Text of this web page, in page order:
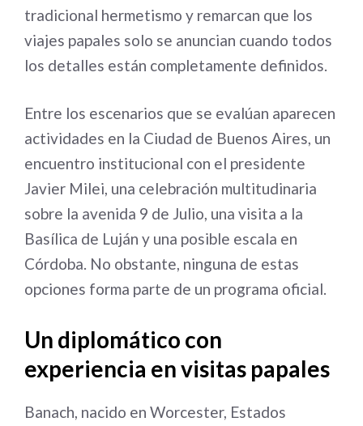
tradicional hermetismo y remarcan que los
viajes papales solo se anuncian cuando todos
los detalles están completamente definidos.
Entre los escenarios que se evalúan aparecen
actividades en la Ciudad de Buenos Aires, un
encuentro institucional con el presidente
Javier Milei, una celebración multitudinaria
sobre la avenida 9 de Julio, una visita a la
Basílica de Luján y una posible escala en
Córdoba. No obstante, ninguna de estas
opciones forma parte de un programa oficial.
Un diplomático con
experiencia en visitas papales
Banach, nacido en Worcester, Estados